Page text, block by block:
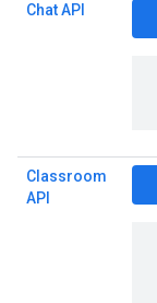
Chat API
Classroom
API